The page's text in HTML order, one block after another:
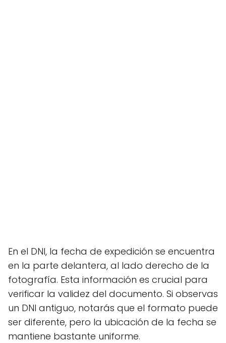
En el DNI, la fecha de expedición se encuentra
en la parte delantera, al lado derecho de la
fotografía. Esta información es crucial para
verificar la validez del documento. Si observas
un DNI antiguo, notarás que el formato puede
ser diferente, pero la ubicación de la fecha se
mantiene bastante uniforme.